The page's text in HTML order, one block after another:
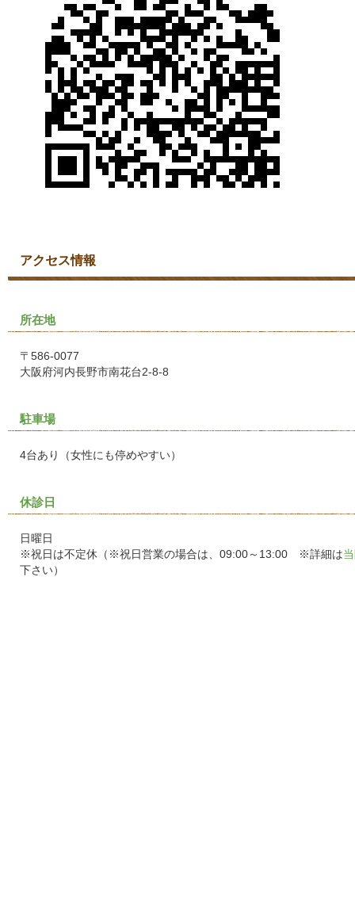
アクセス情報
所在地
〒586-0077
大阪府河内長野市南花台2-8-8
駐車場
4台あり（女性にも停めやすい）
休診日
日曜日
※祝日は不定休（※祝日営業の場合は、09:00～13:00 ※詳細は
下さい）